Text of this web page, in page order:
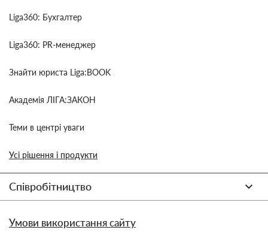
Liga360: Бухгалтер
Liga360: PR-менеджер
Знайти юриста Liga:BOOK
Академія ЛІГА:ЗАКОН
Теми в центрі уваги
Усі рішення і продукти
Співробітництво
Умови використання сайту